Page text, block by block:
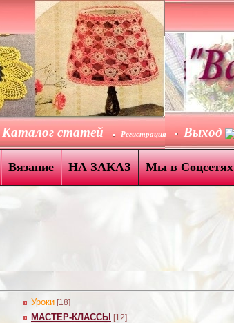
Каталог статей Регистрация Выход
Вязание НА ЗАКАЗ Мы в Соцсетях
Уроки [18]
МАСТЕР-КЛАССЫ [12]